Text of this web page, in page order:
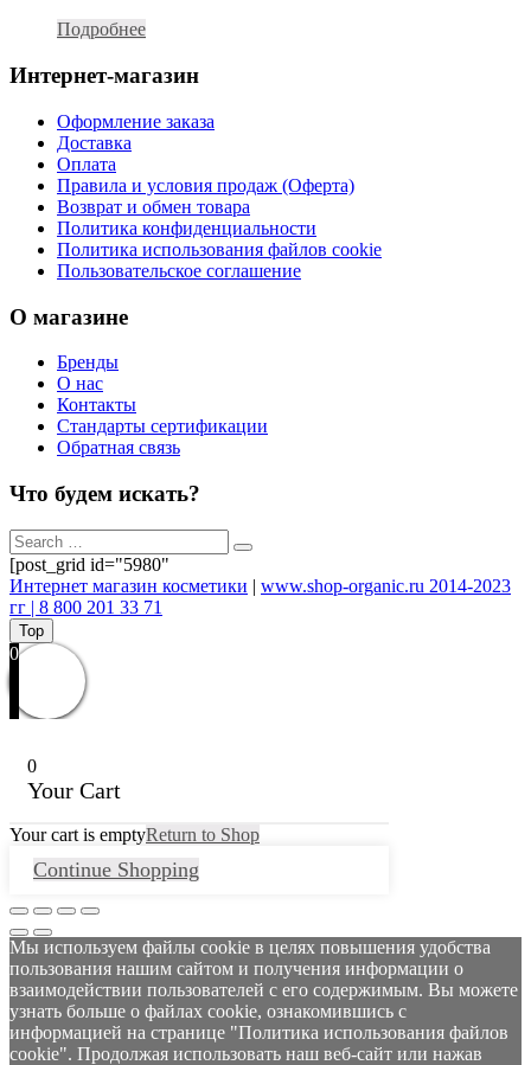
Подробнее
Интернет-магазин
Оформление заказа
Доставка
Оплата
Правила и условия продаж (Оферта)
Возврат и обмен товара
Политика конфиденциальности
Политика использования файлов cookie
Пользовательское соглашение
О магазине
Бренды
О нас
Контакты
Стандарты сертификации
Обратная связь
Что будем искать?
[post_grid id="5980"
Интернет магазин косметики | www.shop-organic.ru 2014-2023
гг | 8 800 201 33 71
Top
0
0
Your Cart
Your cart is emptyReturn to Shop
Continue Shopping
Мы используем файлы cookie в целях повышения удобства
пользования нашим сайтом и получения информации о
взаимодействии пользователей с его содержимым. Вы можете
узнать больше о файлах cookie, ознакомившись с
информацией на странице "Политика использования файлов
cookie". Продолжая использовать наш веб-сайт или нажав